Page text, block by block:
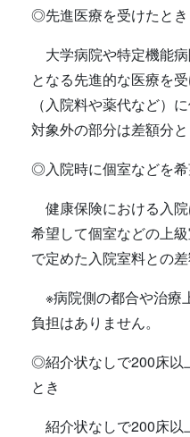
◎先進医療を受けたとき
大学病院や特定機能
となる先進的な医療を
（入院料や薬代など）
対象外の部分は差額分
◎入院時に個室などを希
健康保険における入
希望して個室などの上
で定めた入院室料との
※病院側の都合や治療
負担はありません。
◎紹介状なしで200床以
とき
紹介状なしで200床以